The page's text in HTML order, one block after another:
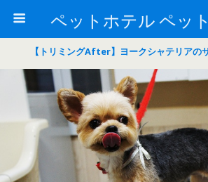
【トリミングAfter】ヨークシャテリアの